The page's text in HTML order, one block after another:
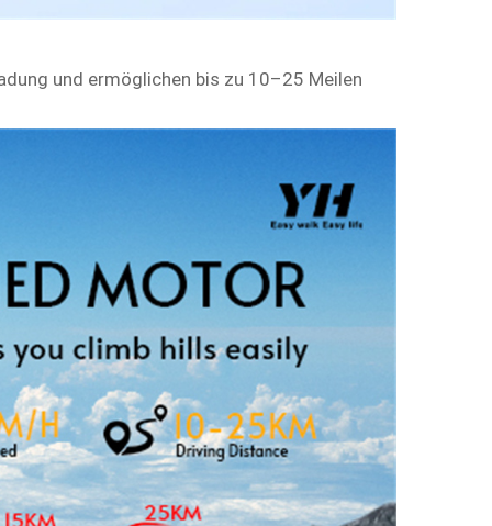
und ermöglichen bis zu 10–25 Meilen